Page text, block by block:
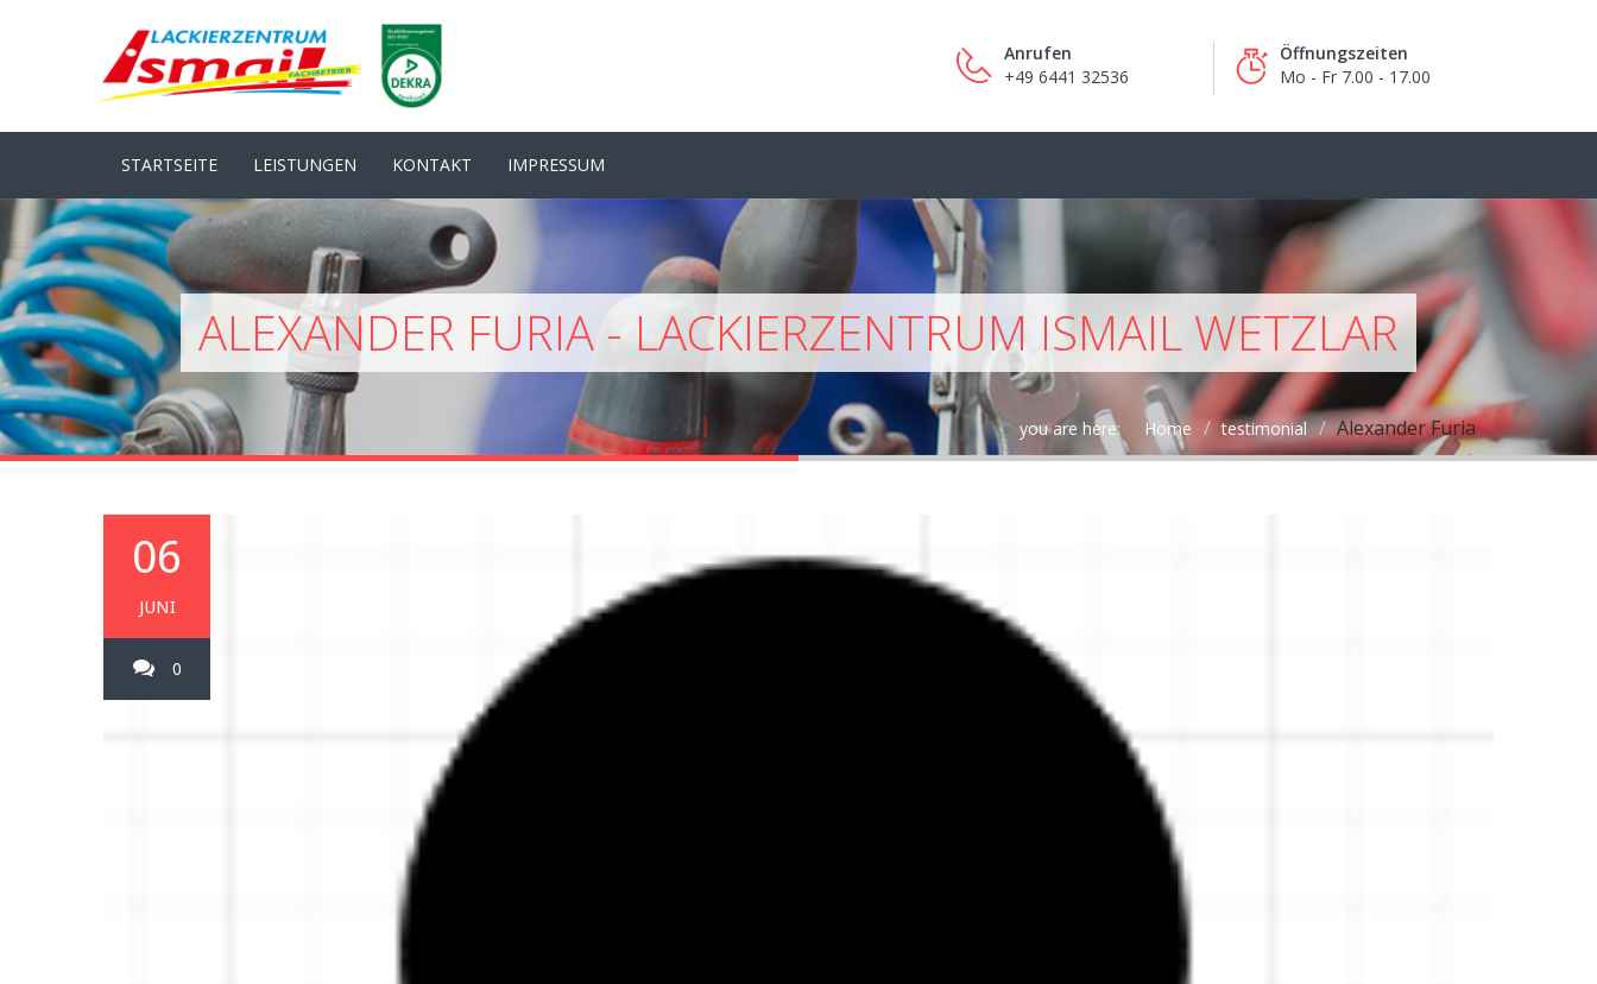
Anrufen
+49 6441 32536
Öffnungszeiten
Mo - Fr 7.00 - 17.00
STARTSEITE LEISTUNGEN KONTAKT IMPRESSUM
ALEXANDER FURIA - LACKIERZENTRUM ISMAIL WETZLAR
you are here: Home testimonial Alexander Furia
06
JUNI
0